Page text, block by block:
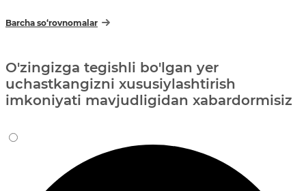
Barcha so‘rovnomalar
O'zingizga tegishli bo'lgan yer
uchastkangizni xususiylashtirish
imkoniyati mavjudligidan xabardormisiz